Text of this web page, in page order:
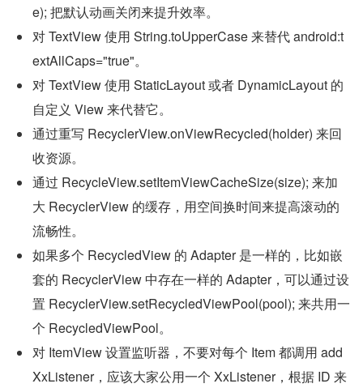
e); 把默认动画关闭来提升效率。
对 TextView 使用 String.toUpperCase 来替代 android:t
extAllCaps="true"。
对 TextView 使用 StaticLayout 或者 DynamicLayout 的
自定义 View 来代替它。
通过重写 RecyclerView.onViewRecycled(holder) 来回
收资源。
通过 RecycleView.setItemViewCacheSize(size); 来加
大 RecyclerView 的缓存，用空间换时间来提高滚动的
流畅性。
如果多个 RecycledView 的 Adapter 是一样的，比如嵌
套的 RecyclerView 中存在一样的 Adapter，可以通过设
置 RecyclerView.setRecycledViewPool(pool); 来共用一
个 RecycledViewPool。
对 ItemView 设置监听器，不要对每个 Item 都调用 add
XxListener，应该大家公用一个 XxListener，根据 ID 来